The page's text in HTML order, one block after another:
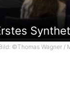
©Thomas Wagner /